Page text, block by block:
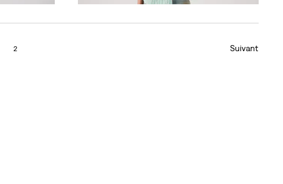
Suivant
2